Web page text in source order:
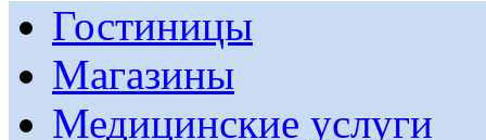
Гостиницы
Магазины
Медицинские услуги